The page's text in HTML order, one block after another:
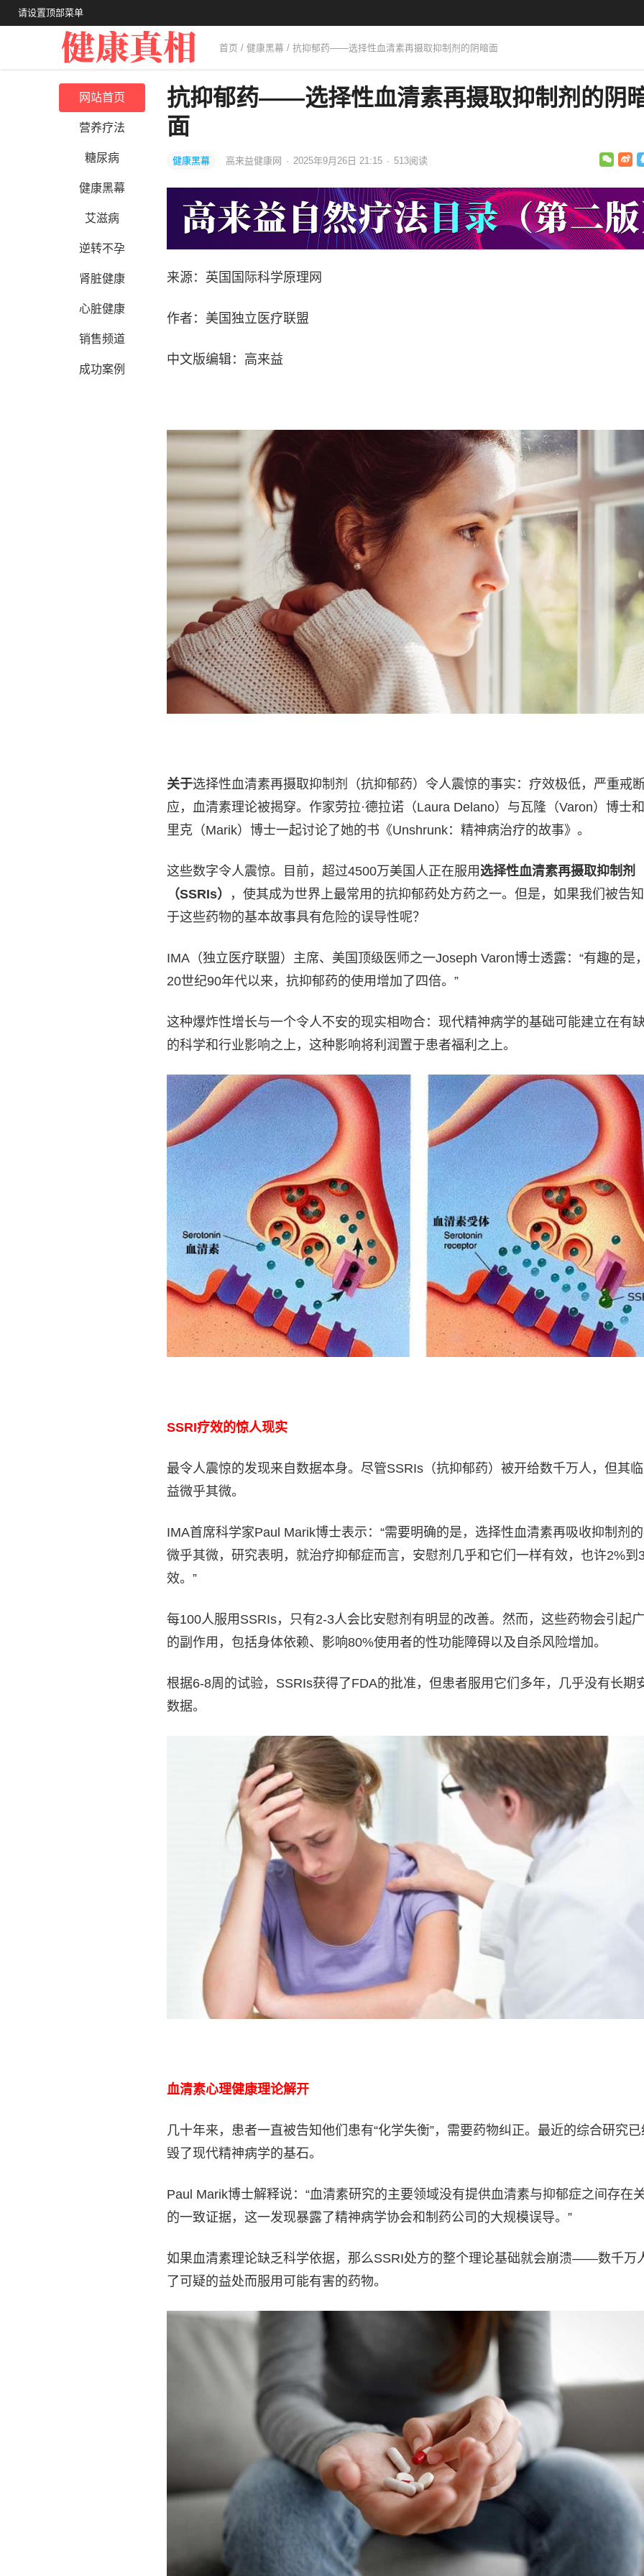
请设置顶部菜单
首页 / 健康黑幕 / 抗抑郁药——选择性血清素再摄取抑制剂的阴暗面
网站首页
营养疗法
糖尿病
健康黑幕
艾滋病
逆转不孕
肾脏健康
心脏健康
销售频道
成功案例
抗抑郁药——选择性血清素再摄取抑制剂的阴
面
健康黑幕 高来益健康网 · 2025年9月26日 21:15 · 513阅读
来源：英国国际科学原理网
作者：美国独立医疗联盟
中文版编辑：高来益
关于选择性血清素再摄取抑制剂（抗抑郁药）令人震惊的事实：疗效极低，严重戒
应，血清素理论被揭穿。作家劳拉·德拉诺（Laura Delano）与瓦隆（Varon）博士
里克（Marik）博士一起讨论了她的书《Unshrunk：精神病治疗的故事》。
这些数字令人震惊。目前，超过4500万美国人正在服用 选择性血清素再摄取抑制剂
（SSRIs）
，使其成为世界上最常用的抗抑郁药处方药之一。但是，如果我们被告
于这些药物的基本故事具有危险的误导性呢？
IMA（独立医疗联盟）主席、美国顶级医师之一Joseph Varon博士透露：“有趣的是
20世纪90年代以来，抗抑郁药的使用增加了四倍。”
这种爆炸性增长与一个令人不安的现实相吻合：现代精神病学的基础可能建立在有
的科学和行业影响之上，这种影响将利润置于患者福利之上。
SSRI疗效的惊人现实
最令人震惊的发现来自数据本身。尽管SSRIs（抗抑郁药）被开给数千万人，但其
益微乎其微。
IMA首席科学家Paul Marik博士表示：“需要明确的是，选择性血清素再吸收抑制剂
微乎其微，研究表明，就治疗抑郁症而言，安慰剂几乎和它们一样有效，也许2%到
效。”
每100人服用SSRIs，只有2-3人会比安慰剂有明显的改善。然而，这些药物会引起
的副作用，包括身体依赖、影响80%使用者的性功能障碍以及自杀风险增加。
根据6-8周的试验，SSRIs获得了FDA的批准，但患者服用它们多年，几乎没有长期
数据。
血清素心理健康理论解开
几十年来，患者一直被告知他们患有“化学失衡”，需要药物纠正。最近的综合研究
毁了现代精神病学的基石。
Paul Marik博士解释说：“血清素研究的主要领域没有提供血清素与抑郁症之间存在
的一致证据，这一发现暴露了精神病学协会和制药公司的大规模误导。”
如果血清素理论缺乏科学依据，那么SSRI处方的整个理论基础就会崩溃——数千万
了可疑的益处而服用可能有害的药物。